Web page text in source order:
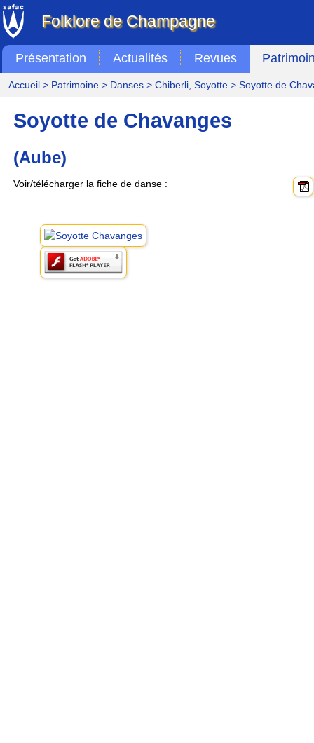
Folklore de Champagne
Présentation Actualités Revues
Accueil> Patrimoine> Danses> Chiberli, Soyotte> Soyotte de
Soyotte de Chavanges
(Aube)
Voir/télécharger la fiche de danse :